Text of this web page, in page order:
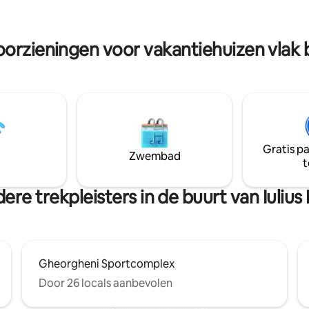
met het stadscentrum, de
en het treinstation voor vakantiehuizen vlak
Zwembad
Gratis
trekpleisters in de buurt van Iulius
Gheorgheni Sportcomplex
Door 26 locals aanbevolen